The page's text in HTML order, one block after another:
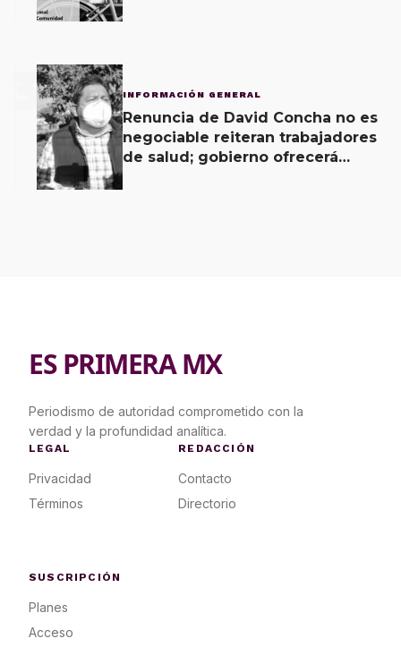
3 INFORMACIÓN GENERAL
Renuncia de David Concha no es
negociable reiteran trabajadores
de salud; gobierno ofrecerá
ES PRIMERA MX
Periodismo de autoridad comprometido con la
verdad y la profundidad analítica.
LEGAL
Privacidad
Términos
REDACCIÓN
Contacto
Directorio
SUSCRIPCIÓN
Planes
Acceso